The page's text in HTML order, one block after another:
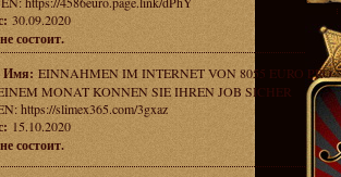
30.09.2020
состоит.
Имя: EINNAHMEN IM INTERNET VON 8055 EURO PRO
MONAT KONNEN SIE IHREN JOB SICHER
https://slimex365.com/3gxaz
15.10.2020
состоит.